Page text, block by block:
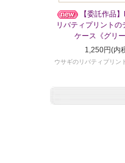
【委託作品
リバティプリントの
ケース《グリ
1,250円(内
ウサギのリバティプリン